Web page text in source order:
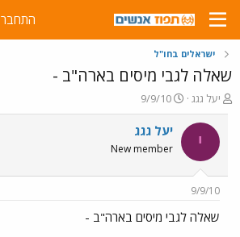
התחבר
ישראלים בחו"ל
שאלה לגבי מיסים בארה"ב -
פ
ו
ת
ח
ה
ו
ש
א
יעל גגג
פ
ו
ר
ם
ר
9/9/10
י יעל גגג
New member
9/9/10
שאלה לגבי מיסים בארה"ב -